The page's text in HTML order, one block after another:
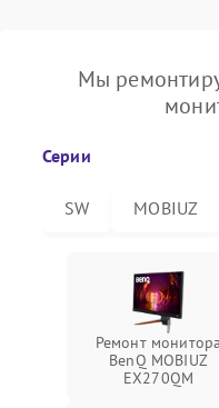
Мы
Серии
SW MOBIUZ
Ремонт монитора
BenQ MOBIUZ
EX270QM